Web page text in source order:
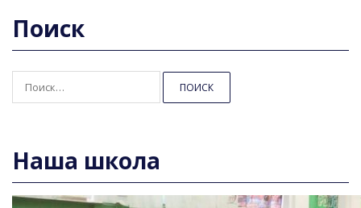
Поиск
Наша школа